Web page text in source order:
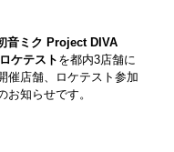
音ミク Project DIVA
ケテスト を都内3店舗に
催店舗、ロケテスト参加
知らせです。